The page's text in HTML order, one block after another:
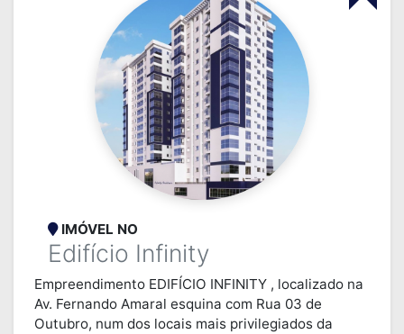
IMÓVEL NO
Edifício Infinity
Empreendimento EDIFÍCIO INFINITY , localizado na
Av. Fernando Amaral esquina com Rua 03 de
Outubro, num dos locais mais privilegiados da